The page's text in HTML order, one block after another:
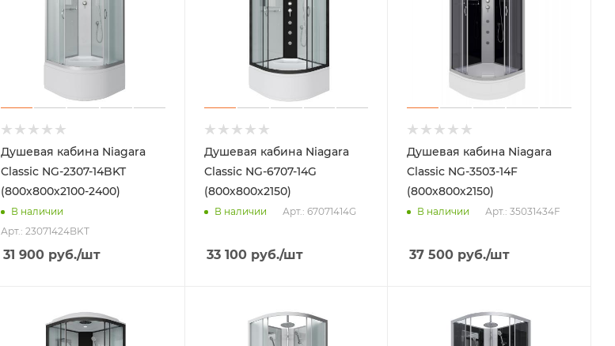
Душевая кабина Niagara
Classic NG-2307-14BKT
(800х800х2100-2400)
В наличии
Арт.: 23071424BKT
31 900 руб./шт
Душевая кабина Niagara
Classic NG-6707-14G
(800х800х2150)
В наличии Арт.: 67071414G
33 100руб./шт
Душевая кабина Niagara
Classic NG-3503-14F
(800х800х2150)
В наличии Арт.: 35031434F
37 500 руб./шт